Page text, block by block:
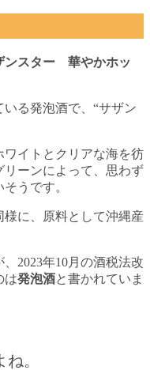
ンスター 華やかホッ
る発泡酒で、“サザン
イトとクリアな海を彷
ーンによって、思わず
うです。
様に、原料として沖縄産
、2023年10月の酒税法改
は発泡酒と書かれていま
。